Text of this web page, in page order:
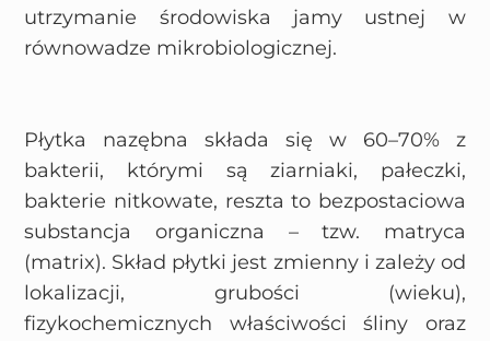
utrzymanie środowiska jamy ustnej w
równowadze mikrobiologicznej.
Płytka nazębna składa się w 60–70% z
bakterii, którymi są ziarniaki, pałeczki,
bakterie nitkowate, reszta to bezpostaciowa
substancja organiczna – tzw. matryca
(matrix). Skład płytki jest zmienny i zależy od
lokalizacji, grubości (wieku),
fizykochemicznych właściwości śliny oraz